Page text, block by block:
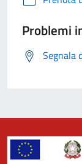
Problemi
Segnala